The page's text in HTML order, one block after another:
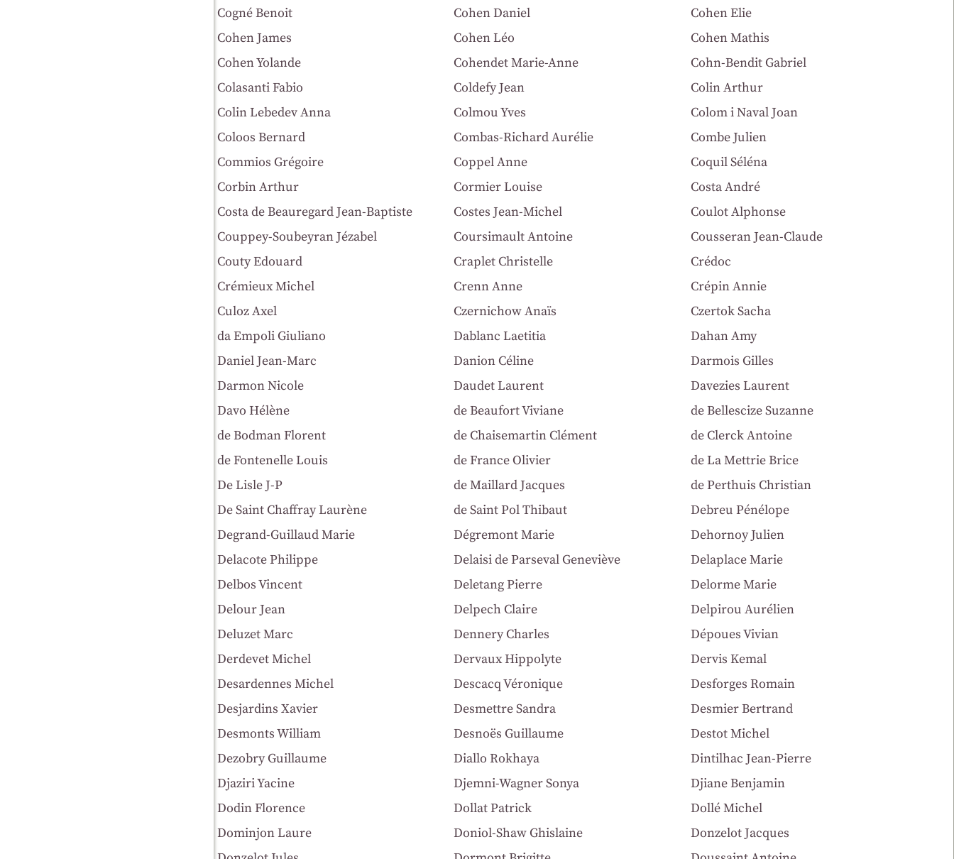
Cogné Benoit
Cohen Daniel
Cohen Elie
Cohen James
Cohen Léo
Cohen Mathis
Cohen Yolande
Cohendet Marie-Anne
Cohn-Bendit Gabriel
Colasanti Fabio
Coldefy Jean
Colin Arthur
Colin Lebedev Anna
Colmou Yves
Colom i Naval Joan
Coloos Bernard
Combas-Richard Aurélie
Combe Julien
Commios Grégoire
Coppel Anne
Coquil Séléna
Corbin Arthur
Cormier Louise
Costa André
Costa de Beauregard Jean-Baptiste
Costes Jean-Michel
Coulot Alphonse
Couppey-Soubeyran Jézabel
Coursimault Antoine
Cousseran Jean-Claude
Couty Edouard
Craplet Christelle
Crédoc
Crémieux Michel
Crenn Anne
Crépin Annie
Culoz Axel
Czernichow Anaïs
Czertok Sacha
da Empoli Giuliano
Dablanc Laetitia
Dahan Amy
Daniel Jean-Marc
Danion Céline
Darmois Gilles
Darmon Nicole
Daudet Laurent
Davezies Laurent
Davo Hélène
de Beaufort Viviane
de Bellescize Suzanne
de Bodman Florent
de Chaisemartin Clément
de Clerck Antoine
de Fontenelle Louis
de France Olivier
de La Mettrie Brice
De Lisle J-P
de Maillard Jacques
de Perthuis Christian
De Saint Chaffray Laurène
de Saint Pol Thibaut
Debreu Pénélope
Degrand-Guillaud Marie
Dégremont Marie
Dehornoy Julien
Delacote Philippe
Delaisi de Parseval Geneviève
Delaplace Marie
Delbos Vincent
Deletang Pierre
Delorme Marie
Delour Jean
Delpech Claire
Delpirou Aurélien
Deluzet Marc
Dennery Charles
Dépoues Vivian
Derdevet Michel
Dervaux Hippolyte
Dervis Kemal
Desardennes Michel
Descacq Véronique
Desforges Romain
Desjardins Xavier
Desmettre Sandra
Desmier Bertrand
Desmonts William
Desnoës Guillaume
Destot Michel
Dezobry Guillaume
Diallo Rokhaya
Dintilhac Jean-Pierre
Djaziri Yacine
Djemni-Wagner Sonya
Djiane Benjamin
Dodin Florence
Dollat Patrick
Dollé Michel
Dominjon Laure
Doniol-Shaw Ghislaine
Donzelot Jacques